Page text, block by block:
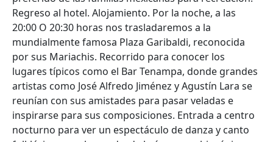
Regreso al hotel. Alojamiento. Por la noche, a las
20:00 O 20:30 horas nos trasladaremos a la
mundialmente famosa Plaza Garibaldi, reconocida
por sus Mariachis. Recorrido para conocer los
lugares típicos como el Bar Tenampa, donde grandes
artistas como José Alfredo Jiménez y Agustín Lara se
reunían con sus amistades para pasar veladas e
inspirarse para sus composiciones. Entrada a centro
nocturno para ver un espectáculo de danza y canto